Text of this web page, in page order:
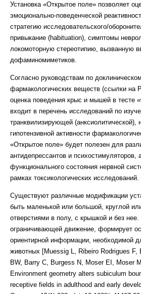
Установка «Открытое поле» позволяет
эмоционально-поведенческой
стратегию исследовательского/
привыкание (habituation), симптомы
локомоторную стереотипию, вызванную
дофаминомиметиков.
Согласно руководствам по
фармакологических веществ (ссылки на
оценка поведения крыс и мышей в тесте
входит в перечень исследований по
транквилизирующей (анксиолитической),
гипотензивной активности
«Открытое поле» будет полезен для
антидепрессантов и психостимуляторов,
функционального состояния нервной
рамках токсикологических исследований.
Существуют различные модификации
быть маленькой или большой, круглой
отверстиями в полу, с крышкой и без
ограничивающей движение, формирует
ориентирной информации, необходимой
животных [Muessig L, Ribeiro Rodrigues F,
BW, Barry C, Burgess N, Moser EI, Moser
Environment geometry alters subiculum
receptive fields in adulthood and early